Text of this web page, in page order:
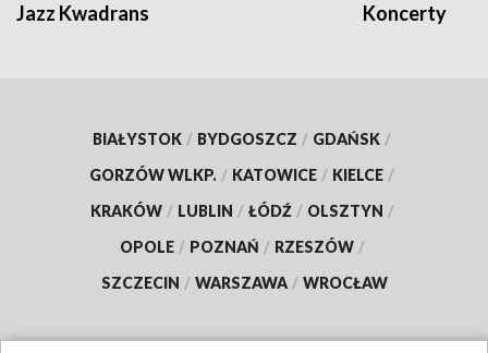
Jazz Kwadrans Koncerty
BIAŁYSTOK / BYDGOSZCZ / GDAŃSK /
GORZÓW WLKP. / KATOWICE / KIELCE /
KRAKÓW / LUBLIN / ŁÓDŹ / OLSZTYN /
OPOLE / POZNAŃ / RZESZÓW /
SZCZECIN / WARSZAWA / WROCŁAW